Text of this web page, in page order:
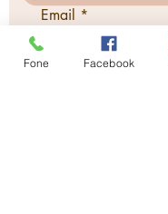
Email
Fone Facebook